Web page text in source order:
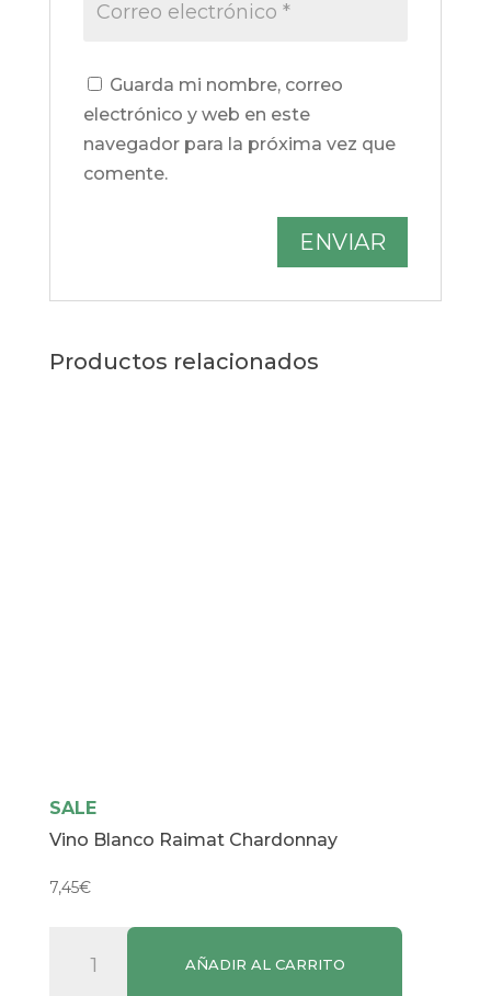
Guarda mi nombre, correo
electrónico y web en este
navegador para la próxima vez que
comente.
Productos relacionados
SALE
Vino Blanco Raimat Chardonnay
7,45€
Blanco
AÑADIR AL CARRITO